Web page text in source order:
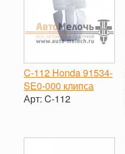
C-112 Honda 91534-
SE0-000 клипса
Арт: C-112